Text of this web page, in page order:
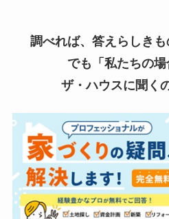
調べれば、答えらしきも
でも「私たちの場
ザ・ハウスに聞く